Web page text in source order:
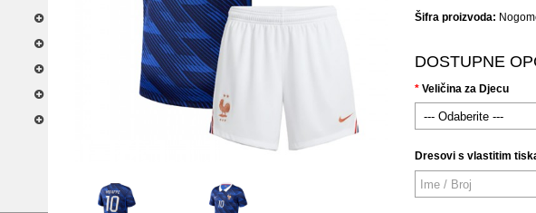
Šifra proizvoda:
DOSTUPNE
Veličina za Djecu
Dresovi s vlastitim